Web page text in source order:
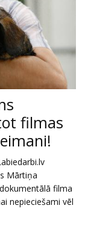
filmas
Mārtiņa
filma
nepieciešami vēl